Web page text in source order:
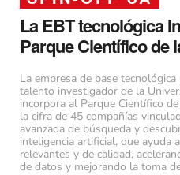
La EBT tecnológica
Parque Científico de
La empresa de base
talento investigador de la
incorpora al Parque Científico
la cifra de 45 compañías
avanzada de búsqueda y
inteligencia artificial, que ayuda
relevantes y de calidad,
de datos y mejorando la toma